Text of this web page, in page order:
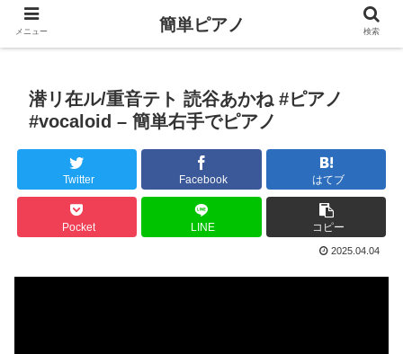
潜リ在ル/重音テト 読谷あかね #ピアノ
#vocaloid – 簡単右手でピアノ
Twitter Facebook はてブ
Pocket LINE コピー
2025.04.04
メニュー 簡単ピアノ 検索